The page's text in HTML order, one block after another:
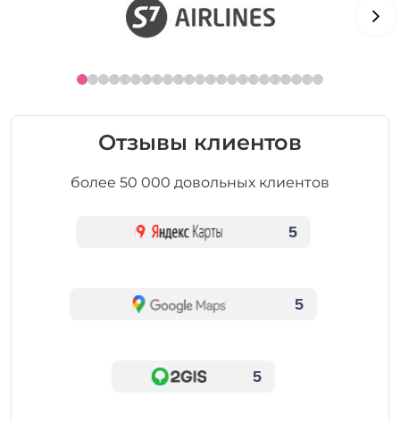
Отзывы клиентов
более 50 000 довольных клиентов
5
5
5